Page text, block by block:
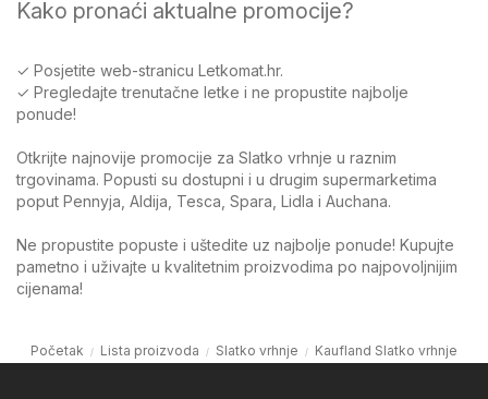
Kako pronaći aktualne promocije?
✓ Posjetite web-stranicu Letkomat.hr.
✓ Pregledajte trenutačne letke i ne propustite najbolje
ponude!
Otkrijte najnovije promocije za Slatko vrhnje u raznim
trgovinama. Popusti su dostupni i u drugim supermarketima
poput Pennyja, Aldija, Tesca, Spara, Lidla i Auchana.
Ne propustite popuste i uštedite uz najbolje ponude! Kupujte
pametno i uživajte u kvalitetnim proizvodima po najpovoljnijim
cijenama!
Početak Lista proizvoda Slatko vrhnje Kaufland Slatko vrhnje